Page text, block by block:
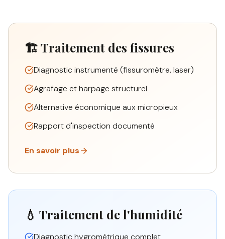
🏗️ Traitement des fissures
Diagnostic instrumenté (fissuromètre, laser)
Agrafage et harpage structurel
Alternative économique aux micropieux
Rapport d'inspection documenté
En savoir plus
💧 Traitement de l'humidité
Diagnostic hygrométrique complet